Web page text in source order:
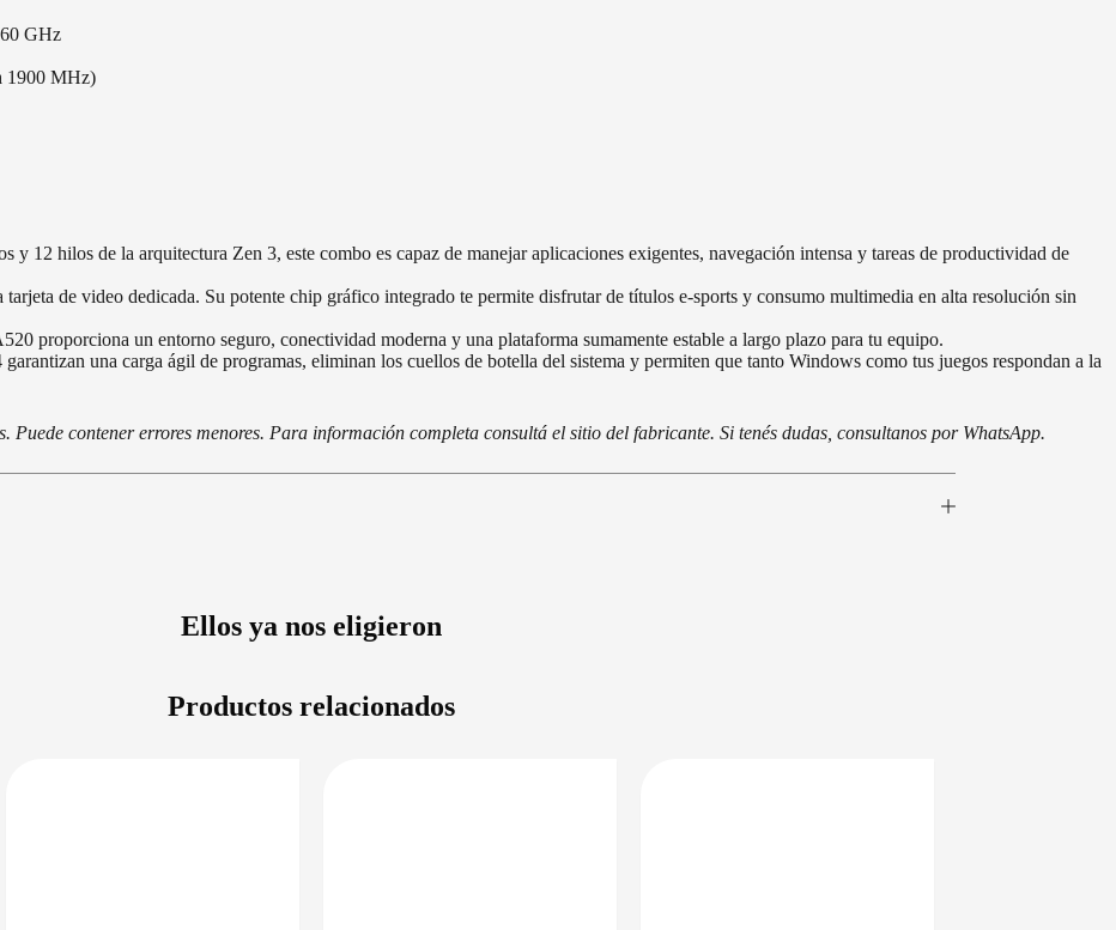
GHz
1900 MHz)
y 12 hilos de la arquitectura Zen 3, este combo es capaz de manejar aplicaciones exigentes, navegación intensa y tareas de productividad de
tarjeta de video dedicada. Su potente chip gráfico integrado te permite disfrutar de títulos e-sports y consumo multimedia en alta resolución sin
proporciona un entorno seguro, conectividad moderna y una plataforma sumamente estable a largo plazo para tu equipo.
una carga ágil de programas, eliminan los cuellos de botella del sistema y permiten que tanto Windows como tus juegos respondan a la
contener errores menores. Para información completa consultá el sitio del fabricante. Si tenés dudas, consultanos por WhatsApp.
Ellos ya nos eligieron
Productos relacionados